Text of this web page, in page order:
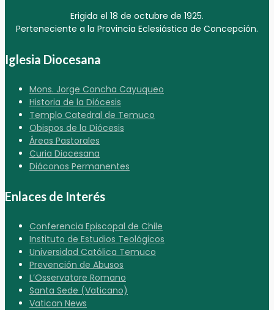
Erigida el 18 de octubre de 1925.
Perteneciente a la Provincia Eclesiástica de Concepción.
Iglesia Diocesana
Mons. Jorge Concha Cayuqueo
Historia de la Diócesis
Templo Catedral de Temuco
Obispos de la Diócesis
Áreas Pastorales
Curia Diocesana
Diáconos Permanentes
Enlaces de Interés
Conferencia Episcopal de Chile
Instituto de Estudios Teológicos
Universidad Católica Temuco
Prevención de Abusos
L’Osservatore Romano
Santa Sede (Vaticano)
Vatican News